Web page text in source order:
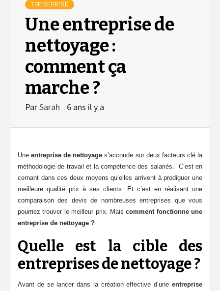
ENTREPRISE
Une entreprise de
nettoyage :
comment ça
marche ?
ParSarah 6 ans il y a
Uneentreprise de nettoyage s’accoude sur deux facteurs clé la
méthodologie de travail et la compétence des salariés. C’est en
cernant dans ces deux moyens qu’elles arrivent à prodiguer une
meilleure qualité prix à ses clients. Et c’est en réalisant une
comparaison des devis de nombreuses entreprises que vous
pourriez trouver le meilleur prix. Maiscomment fonctionne une
entreprise de nettoyage ?
Quelle est la cible des
entreprises de nettoyage ?
Avant de se lancer dans la création effective d’une entreprise